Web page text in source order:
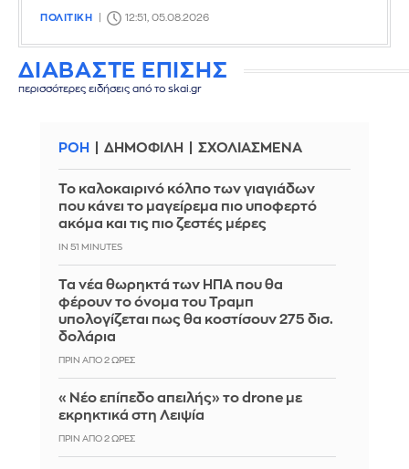
ΠΟΛΙΤΙΚΗ 12:51, 05.08.2026
ΔΙΑΒΑΣΤΕ ΕΠΙΣΗΣ
περισσότερες ειδήσεις από το skai.gr
ΡΟΗ ΔΗΜΟΦΙΛΗ ΣΧΟΛΙΑΣΜΕΝΑ
Το καλοκαιρινό κόλπο των γιαγιάδων
που κάνει το μαγείρεμα πιο υποφερτό
ακόμα και τις πιο ζεστές μέρες
IN 51 MINUTES
Τα νέα θωρηκτά των ΗΠΑ που θα
φέρουν το όνομα του Τραμπ
υπολογίζεται πως θα κοστίσουν 275 δισ.
δολάρια
ΠΡΙΝ ΑΠΌ 2 ΏΡΕΣ
«Νέο επίπεδο απειλής» το drone με
εκρηκτικά στη Λειψία
ΠΡΙΝ ΑΠΌ 2 ΏΡΕΣ